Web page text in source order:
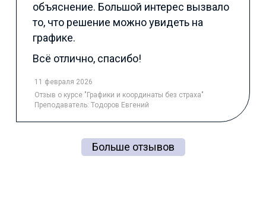
объяснение. Большой интерес вызвало
то, что решение можно увидеть на
графике.
Всё отлично, спасибо!
11 февраля 2026
Отзыв о курсе "Графики и координаты без страха"
Преподаватель: Тодоров Евгений
Больше отзывов